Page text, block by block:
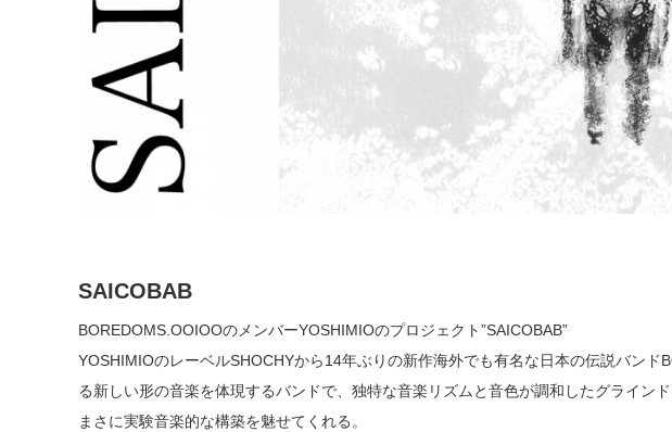
SAICOBAB
BOREDOMS.OOIOOのメンバーYOSHIMIOのプロジェクト”SAICOBAB”
YOSHIMIOのレーベルSHOCHYから14年ぶりの新作海外でも有名な日本の伝説バンド
る新しい形の音楽を体現するバンドで、独特な音楽リズムと音色が調和したグライン
まさに実験音楽的な構築を魅せてくれる。